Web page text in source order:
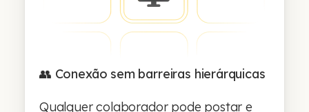
👥 Conexão sem barreiras hierárquicas
Qualquer colaborador pode postar e